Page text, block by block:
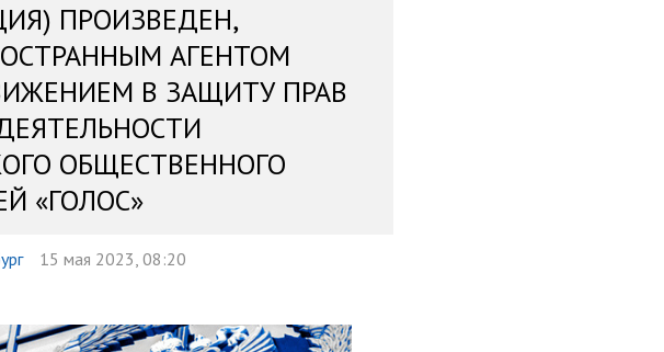
ПРОИЗВЕДЕН,
АГЕНТОМ
В ЗАЩИТУ ПРАВ
ОБЩЕСТВЕННОГО
«ГОЛОС»
15 мая 2023, 08:20